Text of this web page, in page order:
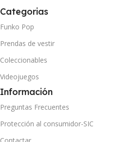
Categorias
Funko Pop
Prendas de vestir
Coleccionables
Videojuegos
Información
Preguntas Frecuentes
Protección al consumidor-SIC